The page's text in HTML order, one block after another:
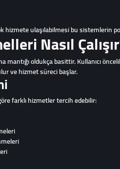
hizmete ulaşılabilmesi bu sistemlerin
Nasıl
mantığı oldukça basittir. Kullanıcı
ve hizmet süreci başlar.
farklı hizmetler tercih edebilir: